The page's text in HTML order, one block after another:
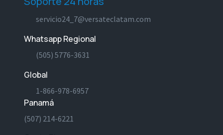
servicio24_7@versateclatam.com
Whatsapp Regional
(505) 5776-3631
Global
1-866-978-6957
Panamá
(507) 214-6221